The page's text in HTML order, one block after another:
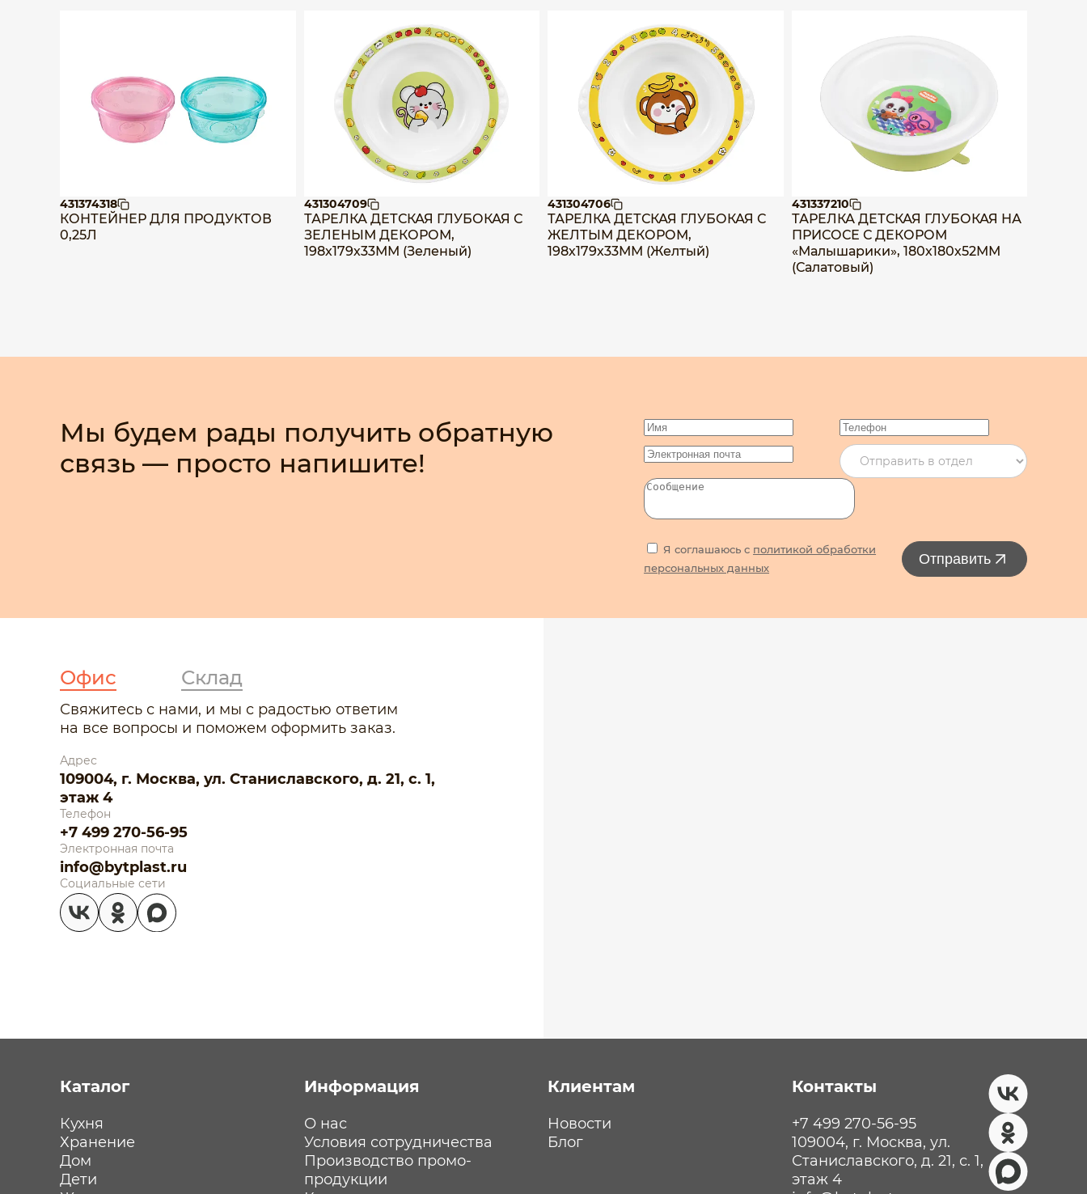
431374318
КОНТЕЙНЕР ДЛЯ ПРОДУКТОВ
0,25Л
431304709
ТАРЕЛКА ДЕТСКАЯ ГЛУБОКАЯ С
ЗЕЛЕНЫМ ДЕКОРОМ,
198х179х33ММ (Зеленый)
431304706
ТАРЕЛКА ДЕТСКАЯ ГЛУБОКАЯ С
ЖЕЛТЫМ ДЕКОРОМ,
198х179х33ММ (Желтый)
431337210
ТАРЕЛКА ДЕТСКАЯ ГЛУБОКАЯ НА
ПРИСОСЕ С ДЕКОРОМ
«Малышарики», 180х180х52ММ
(Салатовый)
Мы будем рады получить обратную
связь — просто напишите!
Я соглашаюсь с политикой обработки
персональных данных
Отправить
Офис Склад
Свяжитесь с нами, и мы с радостью ответим
на все вопросы и поможем оформить заказ.
Адрес
109004, г. Москва, ул. Станиславского, д. 21, с. 1,
этаж 4
Телефон
+7 499 270-56-95
Электронная почта
info@bytplast.ru
Социальные сети
Каталог
Кухня
Хранение
Дом
Дети
Информация
О нас
Условия сотрудничества
Производство промо-
продукции
Клиентам
Новости
Блог
Контакты
+7 499 270-56-95
109004, г. Москва, ул.
Станиславского, д. 21, с. 1,
этаж 4